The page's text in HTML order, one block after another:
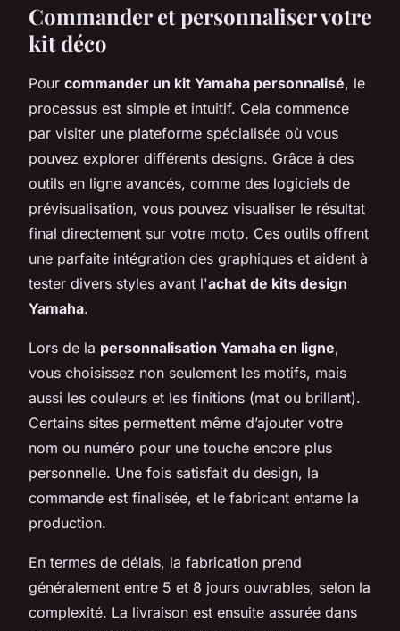
Commander et personnaliser votre
kit déco
Pour commander un kit Yamaha personnalisé, le
processus est simple et intuitif. Cela commence
par visiter une plateforme spécialisée où vous
pouvez explorer différents designs. Grâce à des
outils en ligne avancés, comme des logiciels de
prévisualisation, vous pouvez visualiser le résultat
final directement sur votre moto. Ces outils offrent
une parfaite intégration des graphiques et aident à
tester divers styles avant l'achat de kits design
Yamaha.
Lors de la personnalisation Yamaha en ligne,
vous choisissez non seulement les motifs, mais
aussi les couleurs et les finitions (mat ou brillant).
Certains sites permettent même d’ajouter votre
nom ou numéro pour une touche encore plus
personnelle. Une fois satisfait du design, la
commande est finalisée, et le fabricant entame la
production.
En termes de délais, la fabrication prend
généralement entre 5 et 8 jours ouvrables, selon la
complexité. La livraison est ensuite assurée dans